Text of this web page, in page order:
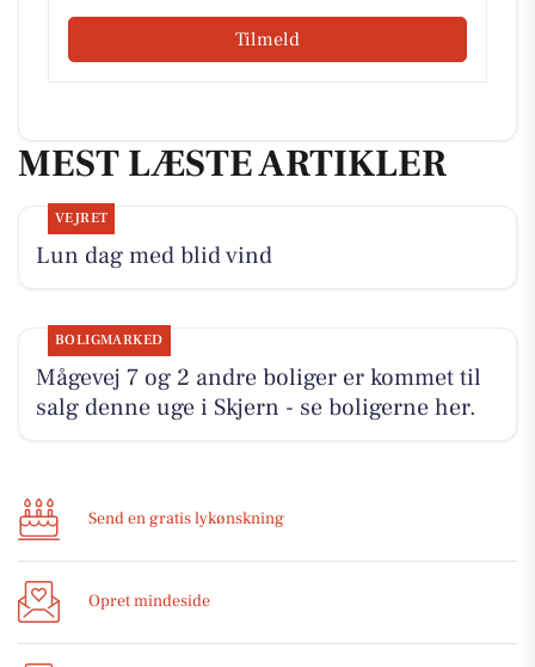
Tilmeld
MEST LÆSTE ARTIKLER
VEJRET
Lun dag med blid vind
BOLIGMARKED
Mågevej 7 og 2 andre boliger er kommet til
salg denne uge i Skjern - se boligerne her.
Send en gratis lykønskning
Opret mindeside